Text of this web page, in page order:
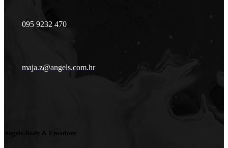
095 9232 470
maja.z@angels.com.hr
Angels Body & Emotions